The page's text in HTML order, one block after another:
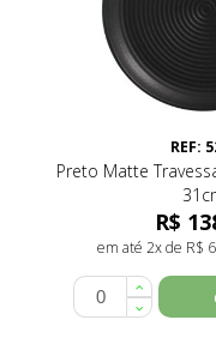
REF:
Preto Matte
R$
em até 2x de R$